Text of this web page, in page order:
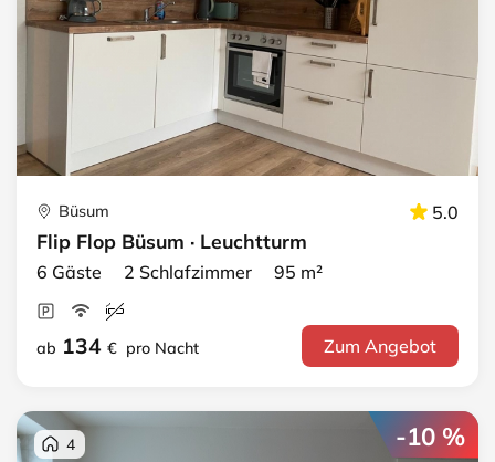
Büsum 5.0
Flip Flop Büsum · Leuchtturm
6 Gäste 2 Schlafzimmer 95 m²
ab 134 € pro Nacht Zum Angebot
-10 %
4